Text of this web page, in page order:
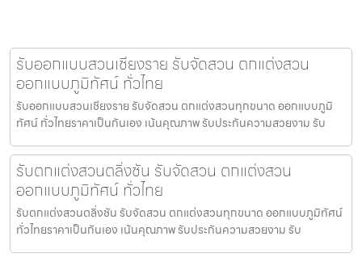
รับออกแบบสวนเชียงราย รับจัดสวน ตกแต่งสวน
ออกแบบภูมิทัศน์ ทั่วไทย
รับออกแบบสวนเชียงราย รับจัดสวน ตกแต่งสวนทุกขนาด ออกแบบภูมิ
ทัศน์ ทั่วไทยราคาเป็นกันเอง เน้นคุณภาพ รับประกันความสวยงาม รับ
รับตกแต่งสวนตลิ่งชัน รับจัดสวน ตกแต่งสวน
ออกแบบภูมิทัศน์ ทั่วไทย
รับตกแต่งสวนตลิ่งชัน รับจัดสวน ตกแต่งสวนทุกขนาด ออกแบบภูมิทัศน์
ทั่วไทยราคาเป็นกันเอง เน้นคุณภาพ รับประกันความสวยงาม รับ